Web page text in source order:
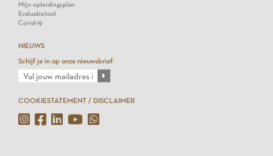
Mijn opleidingsplan
Evaluatietool
Covid-19
NIEUWS
Schijf je in op onze nieuwsbrief
COOKIESTATEMENT / DISCLAIMER